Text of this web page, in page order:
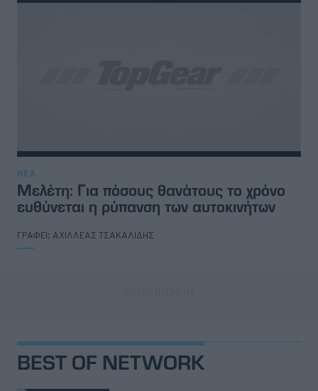
ΝΕΑ
Μελέτη: Για πόσους θανάτους το χρόνο
ευθύνεται η ρύπανση των αυτοκινήτων
ΓΡΑΦΕΙ: ΑΧΙΛΛΕΑΣ ΤΣΑΚΑΛΙΔΗΣ
BEST OF NETWORK